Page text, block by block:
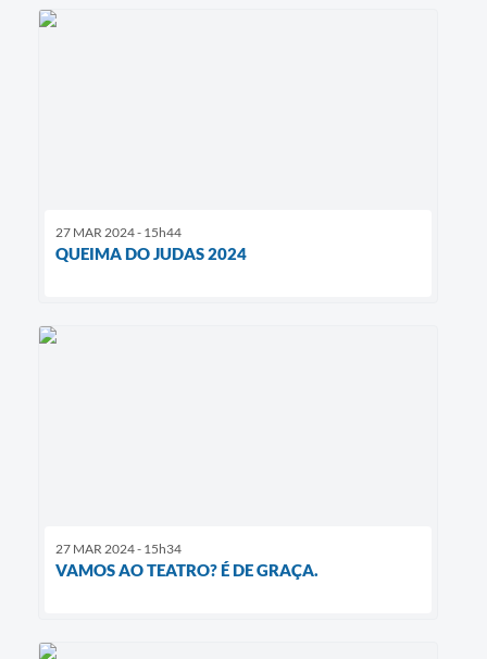
27 MAR 2024 - 15h44
QUEIMA DO JUDAS 2024
27 MAR 2024 - 15h34
VAMOS AO TEATRO? É DE GRAÇA.